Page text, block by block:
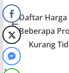
Daftar Harga
Beberapa
Kurang